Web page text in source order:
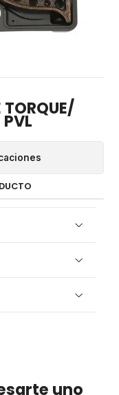
TORQUE/
uno